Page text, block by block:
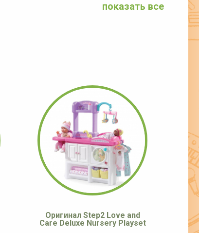
показать все
Оригинал Step2 Love and
Care Deluxe Nursery Playset